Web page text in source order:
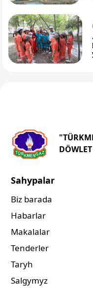
Sahypalar
Biz barada
Habarlar
Makalalar
Tenderler
Taryh
Salgymyz